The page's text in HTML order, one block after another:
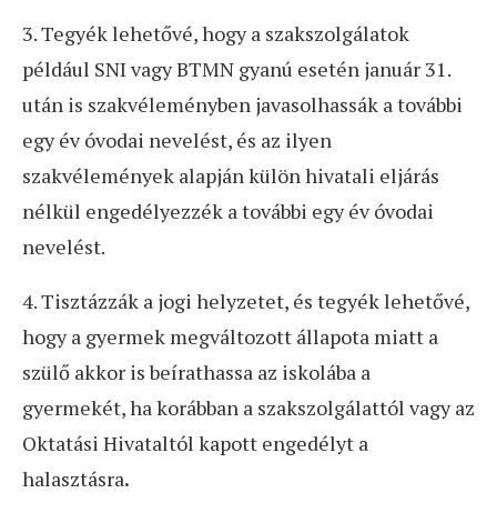
3. Tegyék lehetővé, hogy a szakszolgálatok
például SNI vagy BTMN gyanú esetén január 31.
után is szakvéleményben javasolhassák a további
egy év óvodai nevelést, és az ilyen
szakvélemények alapján külön hivatali eljárás
nélkül engedélyezzék a további egy év óvodai
nevelést.
4. Tisztázzák a jogi helyzetet, és tegyék lehetővé,
hogy a gyermek megváltozott állapota miatt a
szülő akkor is beírathassa az iskolába a
gyermekét, ha korábban a szakszolgálattól vagy az
Oktatási Hivataltól kapott engedélyt a
halasztásra.